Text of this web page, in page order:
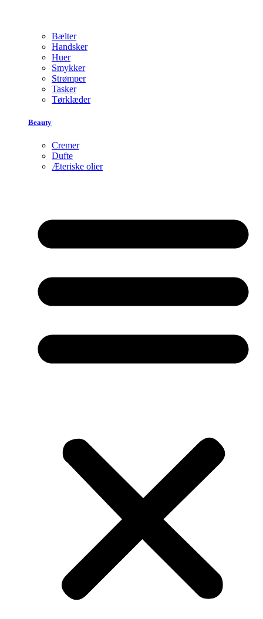
Bælter
Handsker
Huer
Smykker
Strømper
Tasker
Tørklæder
Beauty
Cremer
Dufte
Æteriske olier